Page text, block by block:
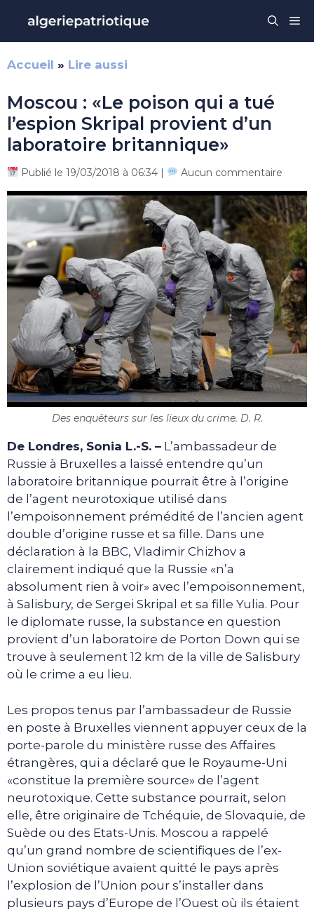
contenu
Accueil » Lire aussi
Moscou : «Le poison qui a tué
l’espion Skripal provient d’un
laboratoire britannique»
Publié le 19/03/2018 à 06:34 | Aucun commentaire
Des enquêteurs sur les lieux du crime. D. R.
De Londres, Sonia L.-S. – L’ambassadeur de
Russie à Bruxelles a laissé entendre qu’un
laboratoire britannique pourrait être à l’origine
de l’agent neurotoxique utilisé dans
l’empoisonnement prémédité de l’ancien agent
double d’origine russe et sa fille. Dans une
déclaration à la BBC, Vladimir Chizhov a
clairement indiqué que la Russie «n’a
absolument rien à voir» avec l’empoisonnement,
à Salisbury, de Sergei Skripal et sa fille Yulia. Pour
le diplomate russe, la substance en question
provient d’un laboratoire de Porton Down qui se
trouve à seulement 12 km de la ville de Salisbury
où le crime a eu lieu.
Les propos tenus par l’ambassadeur de Russie
en poste à Bruxelles viennent appuyer ceux de la
porte-parole du ministère russe des Affaires
étrangères, qui a déclaré que le Royaume-Uni
«constitue la première source» de l’agent
neurotoxique. Cette substance pourrait, selon
elle, être originaire de Tchéquie, de Slovaquie, de
Suède ou des Etats-Unis. Moscou a rappelé
qu’un grand nombre de scientifiques de l’ex-
Union soviétique avaient quitté le pays après
l’explosion de l’Union pour s’installer dans
plusieurs pays d’Europe de l’Ouest où ils étaient